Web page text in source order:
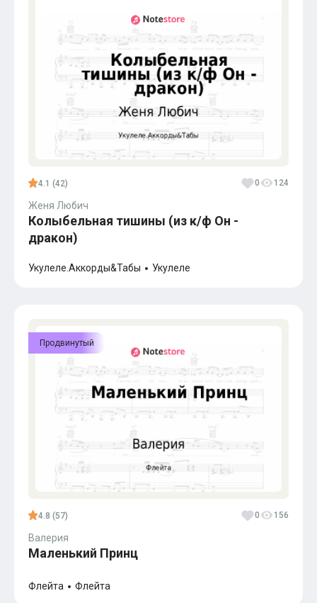
4.1 (42) 0 124
Женя Любич
Колыбельная тишины (из к/ф Он -
дракон)
Укулеле.Аккорды&Табы Укулеле
Продвинутый
4.8 (57) 0 156
Валерия
Маленький Принц
Флейта Флейта